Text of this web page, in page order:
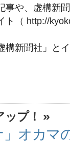
事や、虚構新
ト（ http://
構新聞社」と
ップ！ »
オカマ